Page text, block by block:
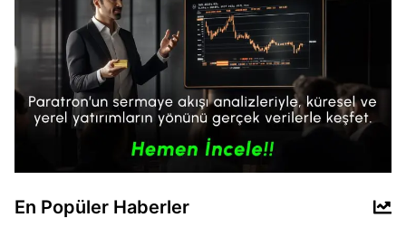
En Popüler Haberler